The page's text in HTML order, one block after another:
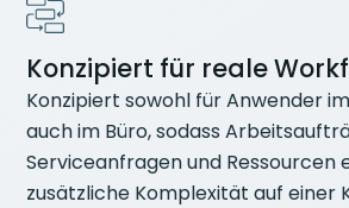
Konzipiert für reale
Konzipiert sowohl für Anwender
auch im Büro, sodass
Serviceanfragen und Ressourcen
zusätzliche Komplexität auf einer